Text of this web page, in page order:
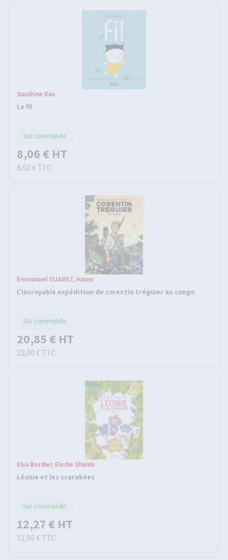
Sandrine Kao
Le fil
Sur commande
8,06 € HT
8,50 € TTC
Emmanuel SUAREZ, Hamo
L'incroyable expédition de corentin tréguier au congo
Sur commande
20,85 € HT
22,00 € TTC
Elsa Bordier, Elodie Shanta
Léonie et les scarabées
Sur commande
12,27 € HT
12,95 € TTC